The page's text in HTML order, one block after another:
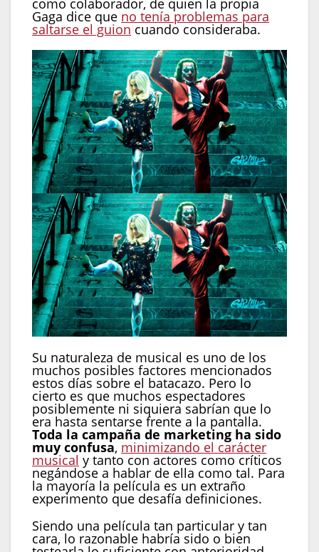
Gaga dice que no tenía problemas para
saltarse el guion cuando consideraba.
Su naturaleza de musical es uno de los
muchos posibles factores mencionados
estos días sobre el batacazo. Pero lo
cierto es que muchos espectadores
posiblemente ni siquiera sabrían que lo
era hasta sentarse frente a la pantalla.
Toda la campaña de marketing ha sido
muy confusa, minimizando el carácter
musical y tanto con actores como críticos
negándose a hablar de ella como tal. Para
la mayoría la película es un extraño
experimento que desafía definiciones.
Siendo una película tan particular y tan
cara, lo razonable habría sido o bien